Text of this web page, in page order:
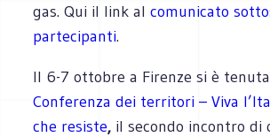
gas. Qui il link alcomunicato
partecipanti.
ll 6-7 ottobre a Firenze si è
Conferenza dei territori – Viva
che resiste, il secondo incontro di